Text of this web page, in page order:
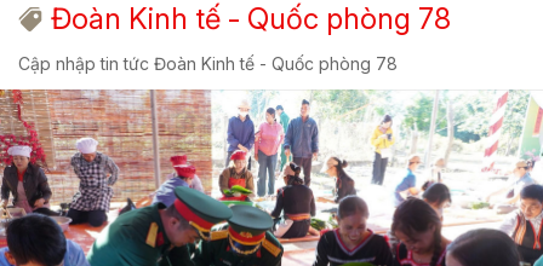
Đoàn Kinh tế - Quốc phòng 78
Cập nhập tin tức Đoàn Kinh tế - Quốc phòng 78